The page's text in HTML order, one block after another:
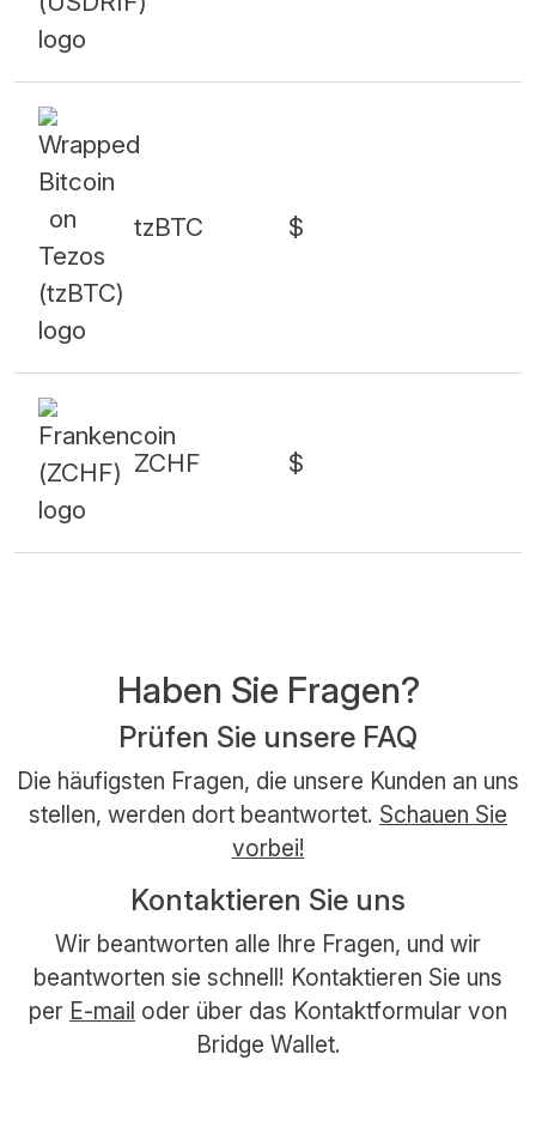
tzBTC $
ZCHF $
Haben Sie Fragen?
Prüfen Sie unsere FAQ
Die häufigsten Fragen, die unsere Kunden an uns
stellen, werden dort beantwortet. Schauen Sie
vorbei!
Kontaktieren Sie uns
Wir beantworten alle Ihre Fragen, und wir
beantworten sie schnell! Kontaktieren Sie uns
per E-mail oder über das Kontaktformular von
Bridge Wallet.